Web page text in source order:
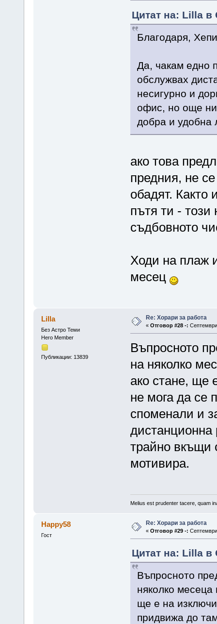
Цитат на: Lilla в
Благодаря,
Да, чакам едно
обслужвах
несигурно и
офис, но още
добра и удобна
ако това
предния, не
обадят.
пътя ти - този
съдбовното
Ходи на плаж
месец
Lilla
Без Астро Теми
Hero Member
Публикации: 13839
Re: Хорари за работа
« Отговор #28 -:
Въпросното
на няколко
ако стане, ще
не мога да се
споменали и
дистанционна
трайно вкъщи
мотивира.
Melius est prudenter tacere, quam
Happy58
Гост
Re: Хорари за работа
« Отговор #29 -:
Цитат на: Lilla в
Въпросното
няколко
ще е на
придвижа до